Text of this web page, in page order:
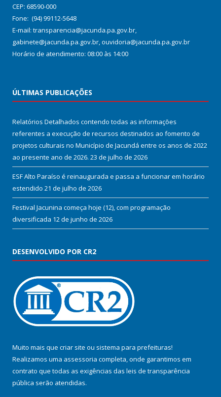
CEP: 68590-000
Fone: (94) 99112-5648
E-mail: transparencia@jacunda.pa.gov.br,
gabinete@jacunda.pa.gov.br, ouvidoria@jacunda.pa.gov.br
Horário de atendimento: 08:00 às 14:00
ÚLTIMAS PUBLICAÇÕES
Relatórios Detalhados contendo todas as informações
referentes a execução de recursos destinados ao fomento de
projetos culturais no Município de Jacundá entre os anos de 2022
ao presente ano de 2026. 23 de julho de 2026
ESF Alto Paraíso é reinaugurada e passa a funcionar em horário
estendido 21 de julho de 2026
Festival Jacunina começa hoje (12), com programação
diversificada 12 de junho de 2026
DESENVOLVIDO POR CR2
Muito mais que criar site ou sistema para prefeituras!
Realizamos uma assessoria completa, onde garantimos em
contrato que todas as exigências das leis de transparência
pública serão atendidas.